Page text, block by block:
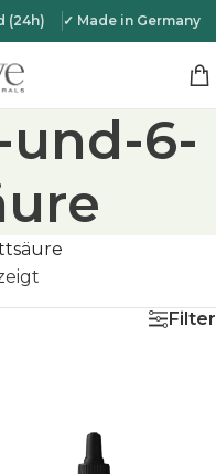
(24h) ✓ Made in Germany
und-6-
Filter